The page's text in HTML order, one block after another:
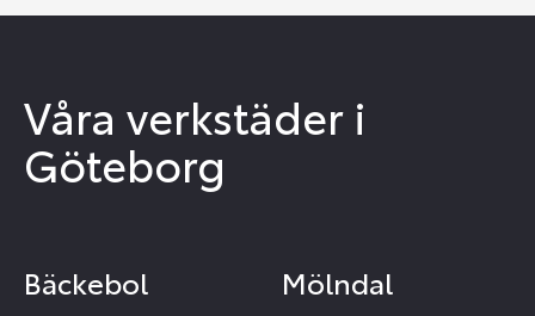
Våra verkstäder i
Göteborg
Bäckebol Mölndal